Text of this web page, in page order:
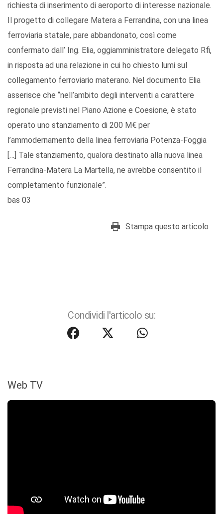
richiesta di inserimento di aeroporto di interesse nazionale.
Il progetto di collegare Matera a Ferrandina, con una linea
ferroviaria statale, pare abbandonato, così come
confermato dall’ Ing. Elia, oggiamministratore delegato Rfi,
in risposta ad una relazione in cui ho chiesto lumi sul
collegamento ferroviario materano. Nel documento Elia
asserisce che “nell’ambito degli interventi a carattere
regionale previsti nel Piano Azione e Coesione, è stato
operato uno stanziamento di 200 M€ per
l’ammodernamento della linea ferroviaria Potenza-Foggia
[…] Tale stanziamento, qualora destinato alla nuova linea
Ferrandina-Matera La Martella, ne avrebbe consentito il
completamento funzionale”.
bas 03
Stampa questo articolo
Condividi l'articolo su:
Web TV